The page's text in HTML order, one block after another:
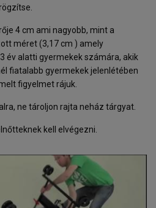
4 cm ami nagyobb, mint a
méret (3,17 cm ) amely
év alatti gyermekek számára, akik
fiatalabb gyermekek jelenlétében
figyelmet rájuk.
ne tároljon rajta neház tárgyat.
kell elvégezni.